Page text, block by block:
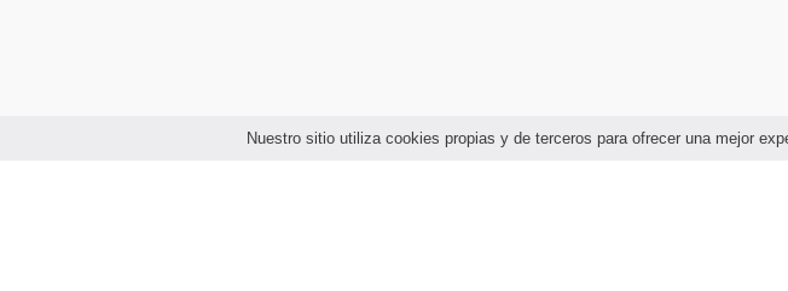
Nuestro sitio utiliza cookies propias y de terceros para ofrecer una mejor